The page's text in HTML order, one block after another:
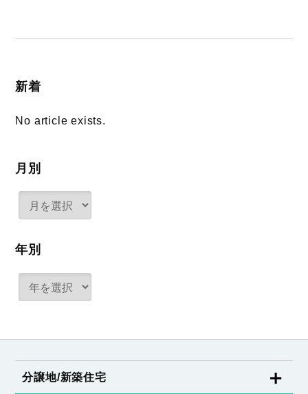
新着
No article exists.
月別
年別
分譲地/新築住宅